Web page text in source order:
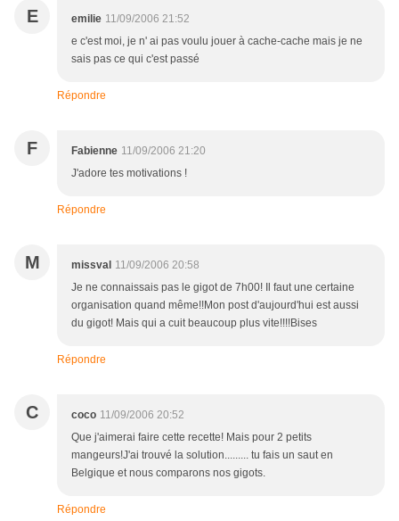
E emilie 11/09/2006 21:52
e c'est moi, je n' ai pas voulu jouer à cache-cache mais je ne
sais pas ce qui c'est passé
Répondre
F Fabienne 11/09/2006 21:20
J'adore tes motivations !
Répondre
M missval 11/09/2006 20:58
Je ne connaissais pas le gigot de 7h00! Il faut une certaine
organisation quand même!!Mon post d'aujourd'hui est aussi
du gigot! Mais qui a cuit beaucoup plus vite!!!!Bises
Répondre
C coco 11/09/2006 20:52
Que j'aimerai faire cette recette! Mais pour 2 petits
mangeurs!J'ai trouvé la solution......... tu fais un saut en
Belgique et nous comparons nos gigots.
Répondre